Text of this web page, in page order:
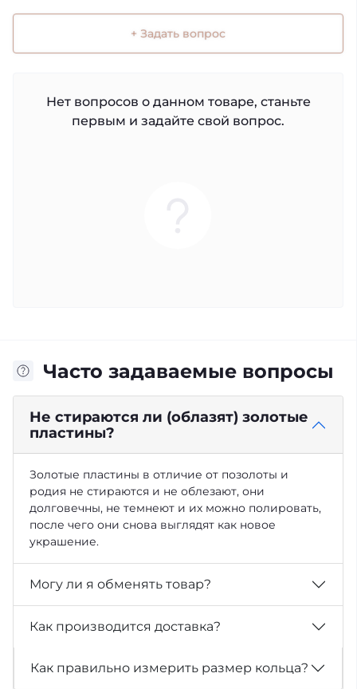
+ Задать вопрос
Нет вопросов о данном товаре, станьте
первым и задайте свой вопрос.
Часто задаваемые вопросы
Не стираются ли (облазят) золотые
пластины?
Золотые пластины в отличие от позолоты и
родия не стираются и не облезают, они
долговечны, не темнеют и их можно полировать,
после чего они снова выглядят как новое
украшение.
Могу ли я обменять товар?
Как производится доставка?
Как правильно измерить размер кольца?